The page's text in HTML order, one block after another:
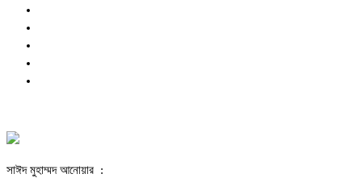
সাঈদ মুহাম্মদ আনোয়ার :